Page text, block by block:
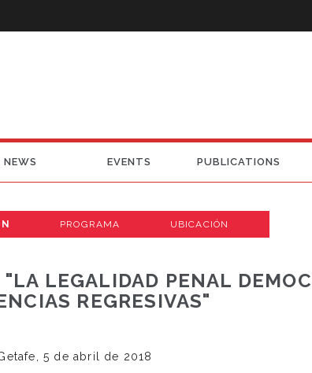
NEWS EVENTS PUBLICATIONS
PROGRAMA UBICACIÓN
LEGALIDAD PENAL
REGRESIVAS"
5 de abril de 2018